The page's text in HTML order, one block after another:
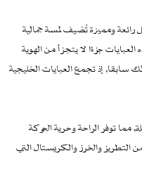
ومميزة تُضيف لمسة جمالية
العبايات جزءًا لا يتجزأ من الهوية
سابقا, إذ تجمع العبايات الخليجية
مما توفر الراحة وحرية الحركة
التطريز والخرز والكريستال التي